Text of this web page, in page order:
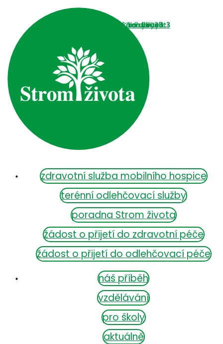
služby
zdravotní služba mobilního hospice
terénní odlehčovací služby
poradna Strom života
žádost o přijetí do zdravotní péče
žádost o přijetí do odlehčovací péče
kdo jsme
náš příběh
vzdělávání
pro školy
aktuálně
kalendář akcí
Chci darovat
kontakty